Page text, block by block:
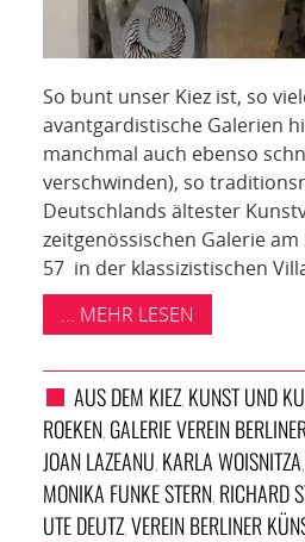
So bunt unser Kiez ist, so
avantgardistische Galerien
manchmal auch ebenso
verschwinden), so
Deutschlands ältester
zeitgenössischen Galerie
57 in der klassizistischen
... MEHR LESEN
AUS DEM KIEZ, KUNST UND
ROEKEN, GALERIE VEREIN
JOAN LAZEANU, KARLA WOISNITZA,
MONIKA FUNKE STERN, RICHARD
UTE DEUTZ,VEREIN BERLINER